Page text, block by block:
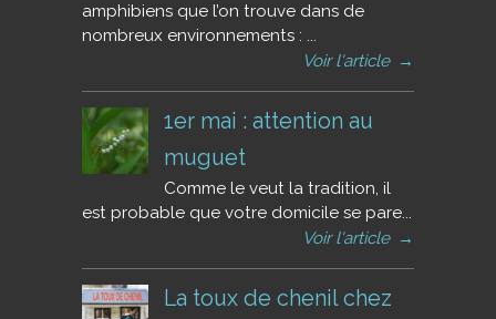
amphibiens que l’on trouve dans de
nombreux environnements : ...
Voir l'article →
1er mai : attention au
muguet
Comme le veut la tradition, il
est probable que votre domicile se pare...
Voir l'article →
La toux de chenil chez